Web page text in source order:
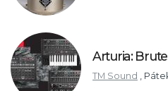
Arturia:
TM Sound